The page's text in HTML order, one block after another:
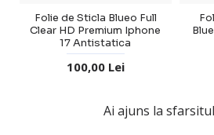
Folie de Sticla Blueo Full
Clear HD Premium Iphone
17 Antistatica
100,00 Lei
Ai ajuns la